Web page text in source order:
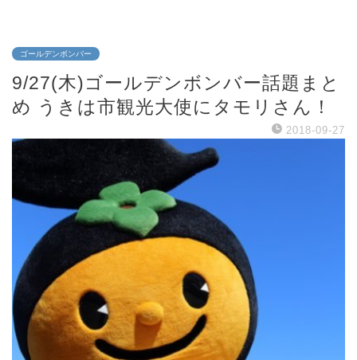
ゴールデンボンバー
9/27(木)ゴールデンボンバー話題まと
め うきは市観光大使にタモリさん！
2018-09-27